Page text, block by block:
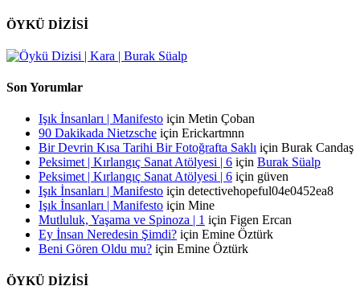
ÖYKÜ DİZİSİ
Son Yorumlar
Işık İnsanları | Manifesto için Metin Çoban
90 Dakikada Nietzsche için Erickartmnn
Bir Devrin Kısa Tarihi Bir Fotoğrafta Saklı için Burak Candaş
Peksimet | Kırlangıç Sanat Atölyesi | 6 için Burak Süalp
Peksimet | Kırlangıç Sanat Atölyesi | 6 için güven
Işık İnsanları | Manifesto için detectivehopeful04e0452ea8
Işık İnsanları | Manifesto için Mine
Mutluluk, Yaşama ve Spinoza | 1 için Figen Ercan
Ey İnsan Neredesin Şimdi? için Emine Öztürk
Beni Gören Oldu mu? için Emine Öztürk
ÖYKÜ DİZİSİ